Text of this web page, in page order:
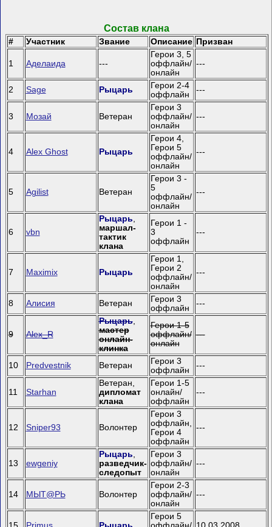
Состав клана
# Участник Звание Описание Призван
1 Аделаида ---
Герои 3, 5
оффлайн/
онлайн
---
2 Sage Рыцарь
Герои 2-4
оффлайн
---
3 Мозай Ветеран
Герои 3
оффлайн/
онлайн
---
4 Alex Ghost Рыцарь
Герои 4,
Герои 5
оффлайн/
онлайн
---
5 Agilist Ветеран
Герои 3 -
5
оффлайн/
онлайн
---
6 vbn
Рыцарь,
маршал-
тактик
клана
Герои 1 -
3
оффлайн
---
7 Maximix Рыцарь
Герои 1,
Герои 2
оффлайн/
онлайн
---
8 Алисия Ветеран
Герои 3
оффлайн
---
9 Alex_R
Рыцарь,
мастер
онлайн-
клинка
Герои 1-5
оффлайн/
онлайн
---
10 Predvestnik Ветеран
Герои 3
оффлайн
---
11 Starhan
Ветеран,
дипломат
клана
Герои 1-5
онлайн/
оффлайн
---
12 Sniper93 Волонтер
Герои 3
оффлайн,
Герои 4
оффлайн
---
13 ewgeniy
Рыцарь,
разведчик-
следопыт
Герои 3
оффлайн/
онлайн
---
14 МЫТ@РЬ Волонтер
Герои 2-3
оффлайн/
онлайн
---
Герои 5